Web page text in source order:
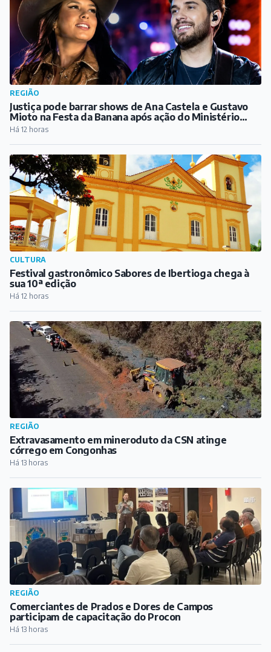
REGIÃO
Justiça pode barrar shows de Ana Castela e Gustavo
Mioto na Festa da Banana após ação do Ministério
Público
Há 12 horas
CULTURA
Festival gastronômico Sabores de Ibertioga chega à
sua 10ª edição
Há 12 horas
REGIÃO
Extravasamento em mineroduto da CSN atinge
córrego em Congonhas
Há 13 horas
REGIÃO
Comerciantes de Prados e Dores de Campos
participam de capacitação do Procon
Há 13 horas